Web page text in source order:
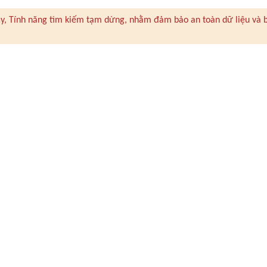
Tính năng tìm kiếm tạm dừng, nhằm đảm bảo an toàn dữ liệu và